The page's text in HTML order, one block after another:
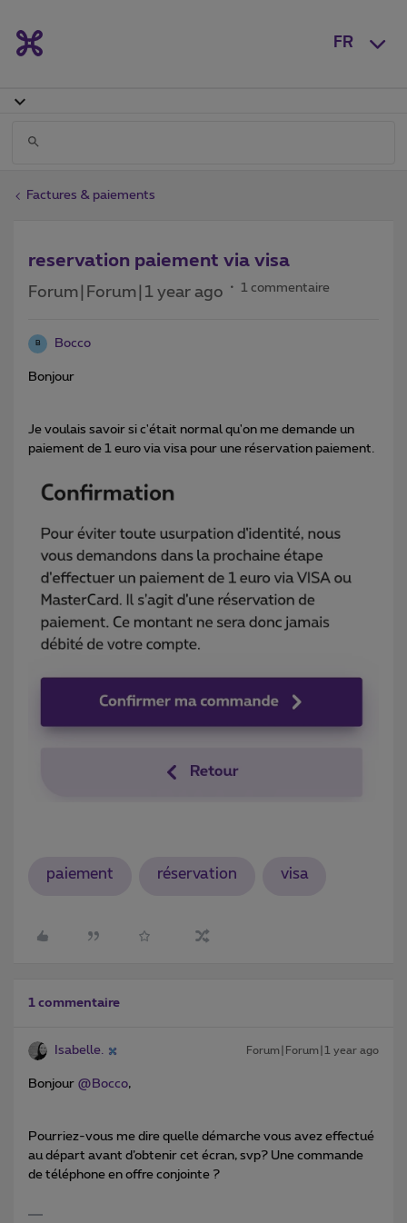
FR
Factures & paiements
reservation paiement via visa
Forum|Forum|1 year ago 1 commentaire
B Bocco
Bonjour
Je voulais savoir si c'était normal qu'on me demande un
paiement de 1 euro via visa pour une réservation paiement.
paiement réservation visa
1 commentaire
Isabelle. Forum|Forum|1 year ago
Bonjour ​ @Bocco,
Pourriez-vous me dire quelle démarche vous avez effectué
au départ avant d’obtenir cet écran, svp? Une commande
de téléphone en offre conjointe ?